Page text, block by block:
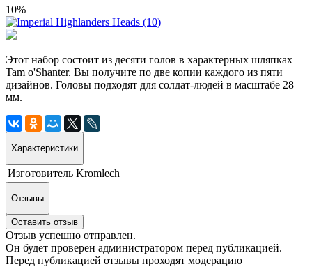
10%
Этот набор состоит из десяти голов в характерных шляпках
Tam o'Shanter. Вы получите по две копии каждого из пяти
дизайнов. Головы подходят для солдат-людей в масштабе 28
мм.
Характеристики
Изготовитель Kromlech
Отзывы
Оставить отзыв
Отзыв успешно отправлен.
Он будет проверен администратором перед публикацией.
Перед публикацией отзывы проходят модерацию